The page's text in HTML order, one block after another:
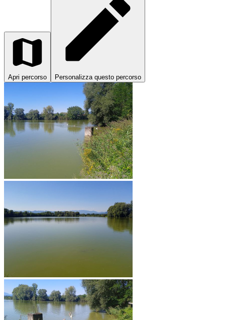
Apri percorso Personalizza questo percorso